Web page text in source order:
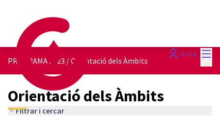
Entra
PROGRAMA 2023 /Orientació dels Àmbits
Orientació dels Àmbits
Filtrar i cercar